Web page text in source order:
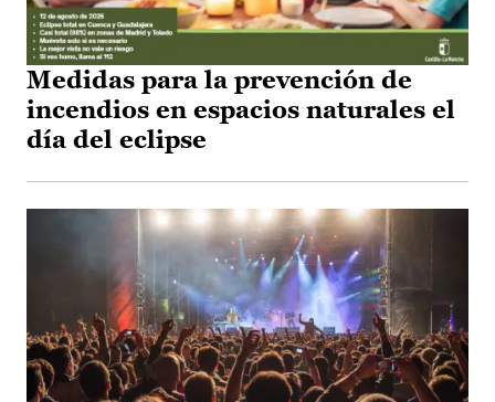
Medidas para la prevención de
incendios en espacios naturales el
día del eclipse